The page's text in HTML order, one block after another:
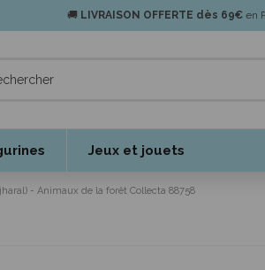
🚚 LIVRAISON OFFERTE dès 69€ en
Jeux et jouets
- Animaux de la forêt Collecta 88758